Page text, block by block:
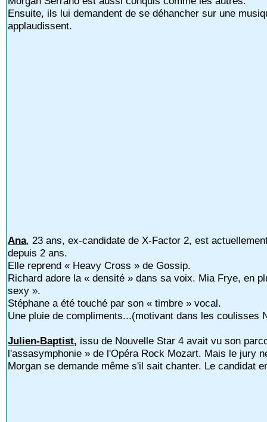
Ensuite, ils lui demandent de se déhancher sur une
applaudissent.
Ana, 23 ans, ex-candidate de X-Factor 2, est
depuis 2 ans.
Elle reprend « Heavy Cross » de Gossip.
Richard adore la « densité » dans sa voix. Mia Frye, en
sexy ».
Stéphane a été touché par son « timbre » vocal.
Une pluie de compliments...(motivant dans les coulisses
Julien-Baptist, issu de Nouvelle Star 4 avait vu son
l'assasymphonie » de l'Opéra Rock Mozart. Mais le jury
Morgan se demande même s'il sait chanter. Le candidat